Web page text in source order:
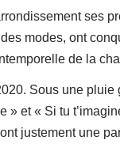
ses
modes, ont
de la
Sous une
» et « Si tu
justement une